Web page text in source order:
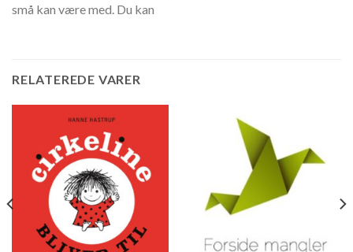
små kan være med. Du kan
RELATEREDE VARER